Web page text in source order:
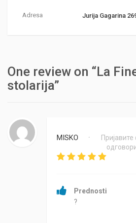
Adresa Jurija Gagarina
One review on “La
stolarija”
MISKO •
Пријавите
Prednosti
?